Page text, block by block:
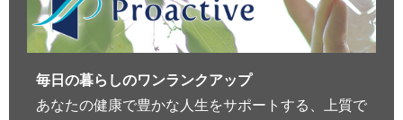
毎日の暮らしのワンランクアップ
あなたの健康で豊かな人生をサポートする、上質で